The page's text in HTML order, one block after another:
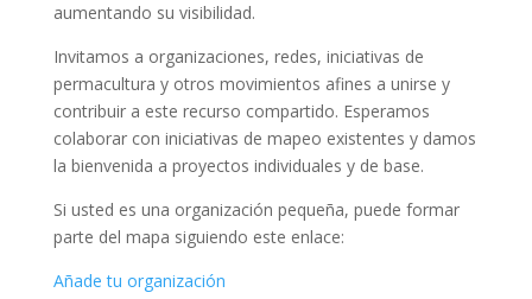
aumentando su visibilidad.
Invitamos a organizaciones, redes, iniciativas de
permacultura y otros movimientos afines a unirse y
contribuir a este recurso compartido. Esperamos
colaborar con iniciativas de mapeo existentes y damos
la bienvenida a proyectos individuales y de base.
Si usted es una organización pequeña, puede formar
parte del mapa siguiendo este enlace:
Añade tu organización